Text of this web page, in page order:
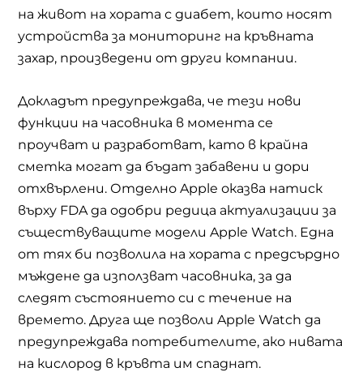
на живот на хората с диабет, които носят
устройства за мониторинг на кръвната
захар, произведени от други компании.
Докладът предупреждава, че тези нови
функции на часовника в момента се
проучват и разработват, като в крайна
сметка могат да бъдат забавени и дори
отхвърлени. Отделно Apple оказва натиск
върху FDA да одобри редица актуализации за
съществуващите модели Apple Watch. Една
от тях би позволила на хората с предсърдно
мъждене да използват часовника, за да
следят състоянието си с течение на
времето. Друга ще позволи Apple Watch да
предупреждава потребителите, ако нивата
на кислород в кръвта им спаднат.